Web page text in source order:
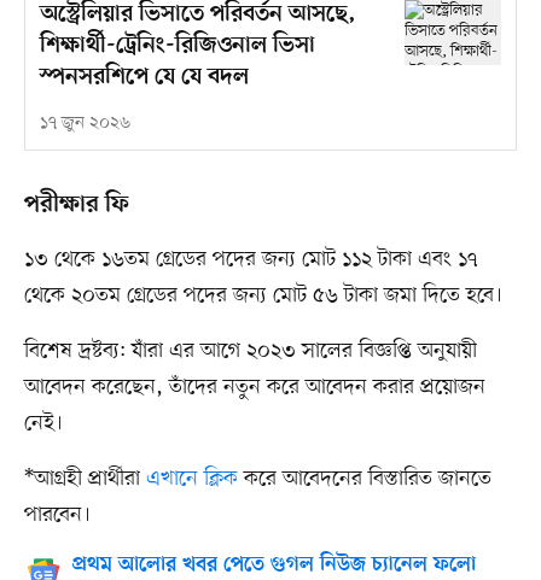
অস্ট্রেলিয়ার ভিসাতে পরিবর্তন আসছে,
শিক্ষার্থী-ট্রেনিং-রিজিওনাল ভিসা
স্পনসরশিপে যে যে বদল
১৭ জুন ২০২৬
পরীক্ষার ফি
১৩ থেকে ১৬তম গ্রেডের পদের জন্য মোট ১১২ টাকা এবং ১৭
থেকে ২০তম গ্রেডের পদের জন্য মোট ৫৬ টাকা জমা দিতে হবে।
বিশেষ দ্রষ্টব্য: যাঁরা এর আগে ২০২৩ সালের বিজ্ঞপ্তি অনুযায়ী
আবেদন করেছেন, তাঁদের নতুন করে আবেদন করার প্রয়োজন
নেই।
*আগ্রহী প্রার্থীরা এখানে ক্লিককরে আবেদনের বিস্তারিত জানতে
পারবেন।
প্রথম আলোর খবর পেতে গুগল নিউজ চ্যানেল ফলো